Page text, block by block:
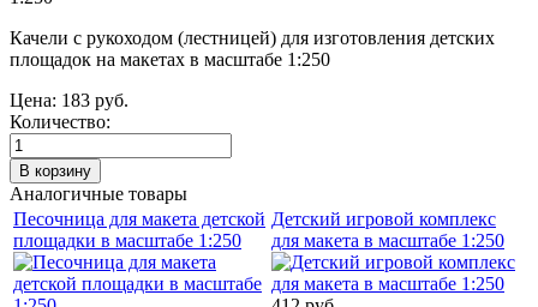
Качели с рукоходом (лестницей) для изготовления детских
площадок на макетах в масштабе 1:250
Цена: 183 руб.
Количество:
Аналогичные товары
Песочница для макета детской
площадки в масштабе 1:250
Детский игровой комплекс
для макета в масштабе 1:250